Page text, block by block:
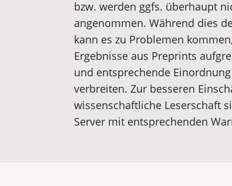
bzw. werden ggfs. überhaupt
angenommen. Während dies
kann es zu Problemen
Ergebnisse aus Preprints
und entsprechende
verbreiten. Zur besseren
wissenschaftliche Leserschaft
Server mit entsprechenden